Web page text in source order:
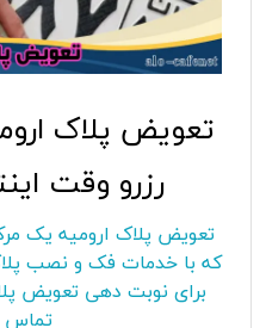
تعویض پلاک
رزرو وقت
تعویض پلاک ارومیه یک
که با خدمات فک و نصب
تماس